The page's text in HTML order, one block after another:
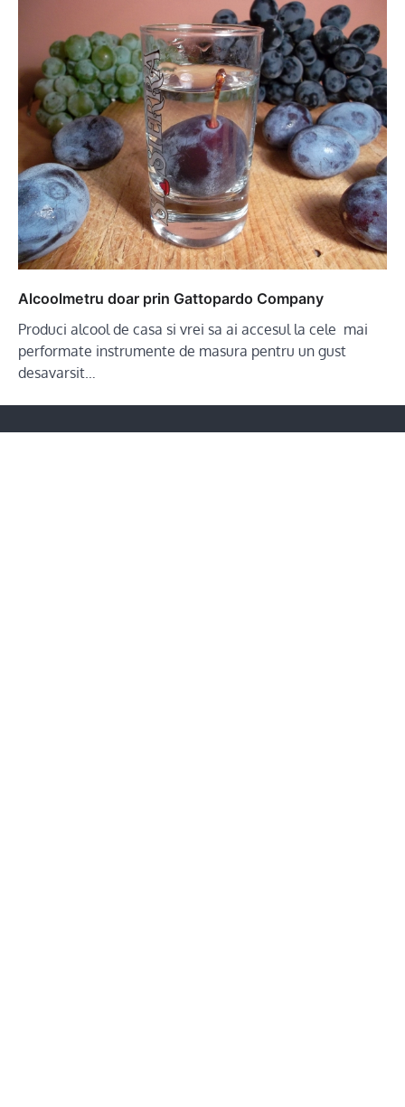
Alcoolmetru doar prin Gattopardo Company
Produci alcool de casa si vrei sa ai accesul la cele mai
performate instrumente de masura pentru un gust
desavarsit…